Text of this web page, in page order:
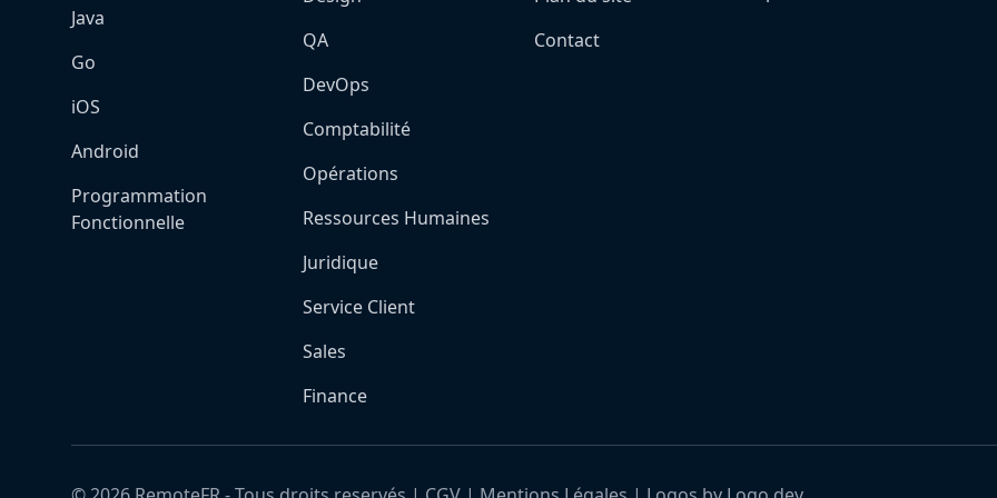
Java
Go
iOS
Android
Programmation
Fonctionnelle
QA
DevOps
Comptabilité
Opérations
Ressources Humaines
Juridique
Service Client
Sales
Finance
Contact